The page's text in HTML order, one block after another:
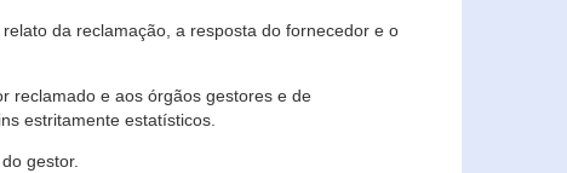
da reclamação, a resposta do fornecedor e o
reclamado e aos órgãos gestores e de
estritamente estatísticos.
gestor.